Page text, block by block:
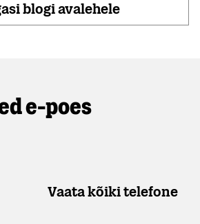
blogi avalehele
e-poes
Vaata kõiki telefone